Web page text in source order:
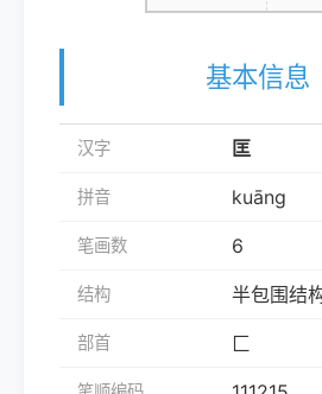
基本信息
汉字 匡
拼音 kuāng
笔画数 6
结构 半包围结
部首 匚